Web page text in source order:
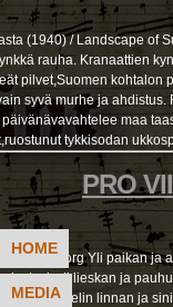
HOME
MEDIA
(1940) / Landscape of
rauha. Kranaattien
pilvet,Suomen kohtalon
syvä murhe ja
maa
tykkisodan
PRO
/ Pro Vyborg Yli paikan ja
yli lieskan ja
Torkkelin linnan ja